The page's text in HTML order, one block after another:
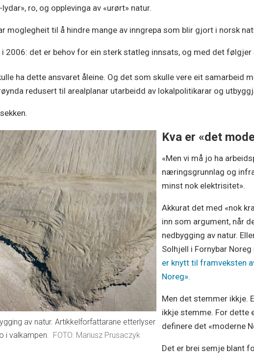
ro, og opplevinga av «urørt» natur.
moglegheit til å hindre mange av inngrepa som blir gjort i norsk
2006: det er behov for ein sterk statleg innsats, og med det følgjer
ha dette ansvaret åleine. Og det som skulle vere eit samarbeid
redusert til arealplanar utarbeidd av lokalpolitikarar og
av natur. Artikkelforfattarane etterlyser
i valkampen.
Mariusz Prusaczyk
Kva er «det
«Men vi må jo ha
næringsgrunnlag og
minst nok elektrisitet».
Akkurat det med «nok
inn som argument, når
nedbygging av natur.
Solhjell i Fornybar
er knytt til framveksten
Noreg».
Men det stemmer ikkje.
ikkje stemme. For dette
definere det «moderne
Det er brei semje blant